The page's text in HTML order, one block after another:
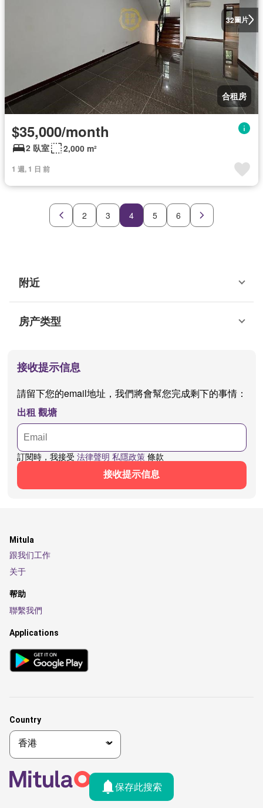
32圖片
合租房
$35,000/month
2 臥室 2,000 m²
1 週, 1 日 前
2 3 4 5 6
附近
房产类型
接收提示信息
請留下您的email地址，我們將會幫您完成剩下的事情：
出租 觀塘
訂閱時，我接受 法律聲明 私隱政策條款
接收提示信息
保存此搜索
Mitula
跟我们工作
关于
帮助
聯繫我們
Applications
Country